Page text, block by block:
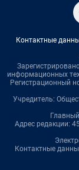
Контактные
информационных
Регистрационный
Учредитель:
Адрес редакции:
Контактные